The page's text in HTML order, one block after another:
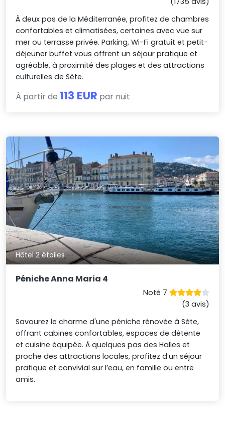
À deux pas de la Méditerranée, profitez de chambres
confortables et climatisées, certaines avec vue sur
mer ou terrasse privée. Parking, Wi-Fi gratuit et petit-
déjeuner buffet vous offrent un séjour pratique et
agréable, à proximité des plages et des attractions
culturelles de Sète.
À partir de 113 EUR par nuit
Hôtel 2 étoiles
Péniche Anna Maria 4
Noté 7
(3 avis)
Savourez le charme d'une péniche rénovée à Sète,
offrant cabines confortables, espaces de détente
et cuisine équipée. À quelques pas des Halles et
proche des attractions locales, profitez d’un séjour
pratique et convivial sur l’eau, en famille ou entre
amis.